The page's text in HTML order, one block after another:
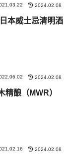
2024.02.08
本威士忌清明酒
2024.02.08
精酿（MWR）
2024.02.08